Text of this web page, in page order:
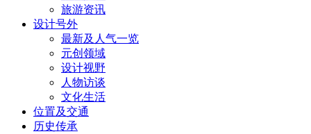
旅游资讯
设计号外
最新及人气一览
元创领域
设计视野
人物访谈
文化生活
位置及交通
历史传承